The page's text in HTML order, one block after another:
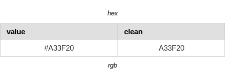
hex
value
clean
#A33F20
A33F20
rgb